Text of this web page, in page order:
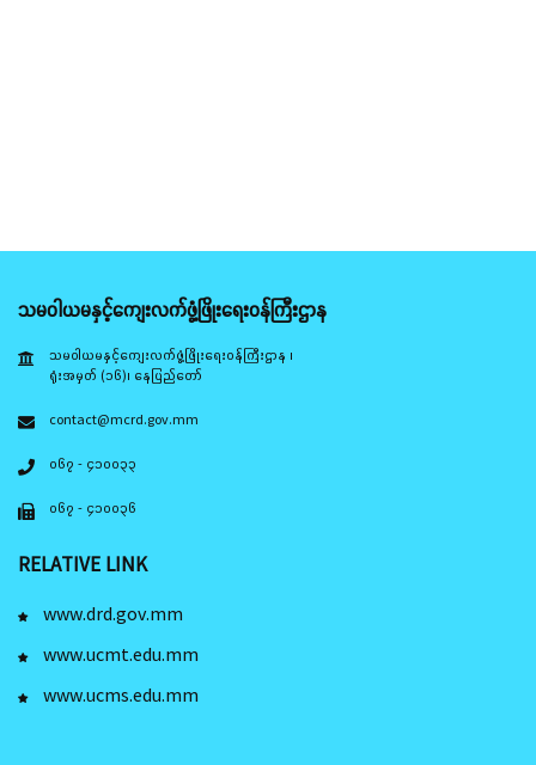
သမဝါယမနှင့်ကျေးလက်ဖွံ့ဖြိုးရေးဝန်ကြီးဌာန
သမဝါယမနှင့်ကျေးလက်ဖွံ့ဖြိုးရေးဝန်ကြီးဌာန ၊
ရုံးအမှတ် (၁၆)၊ နေပြည်တော်
contact@mcrd.gov.mm
၀၆၇ - ၄၁၀၀၃၃
၀၆၇ - ၄၁၀၀၃၆
RELATIVE LINK
www.drd.gov.mm
www.ucmt.edu.mm
www.ucms.edu.mm